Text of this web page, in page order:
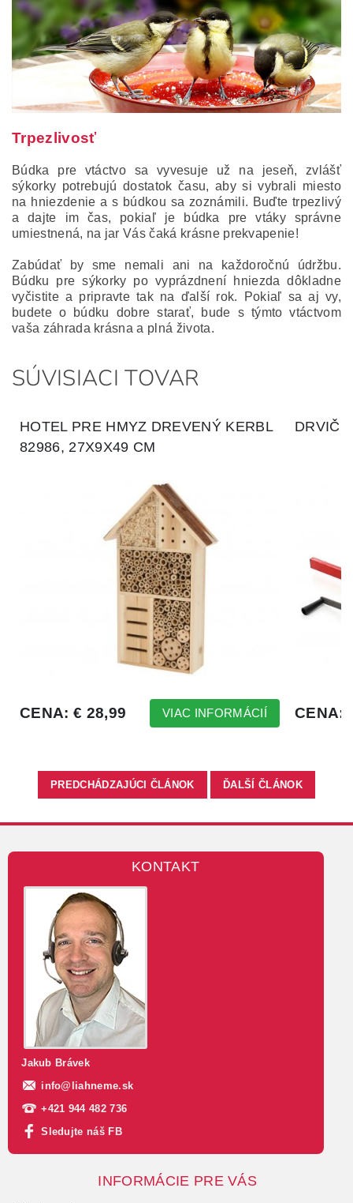
Trpezlivosť
Búdka pre vtáctvo sa vyvesuje už na jeseň, zvlášť
sýkorky potrebujú dostatok času, aby si vybrali miesto
na hniezdenie a s búdkou sa zoznámili. Buďte trpezlivý
a dajte im čas, pokiaľ je búdka pre vtáky správne
umiestnená, na jar Vás čaká krásne prekvapenie!
Zabúdať by sme nemali ani na každoročnú údržbu.
Búdku pre sýkorky po vyprázdnení hniezda dôkladne
vyčistite a pripravte tak na ďalší rok. Pokiaľ sa aj vy,
budete o búdku dobre starať, bude s týmto vtáctvom
vaša záhrada krásna a plná života.
SÚVISIACI TOVAR
PREDCHÁDZAJÚCI ČLÁNOK ĎALŠÍ ČLÁNOK
KONTAKT
Jakub Brávek
info@ liahneme.sk
+421 944 482 736
Sledujte náš FB
INFORMÁCIE PRE VÁS